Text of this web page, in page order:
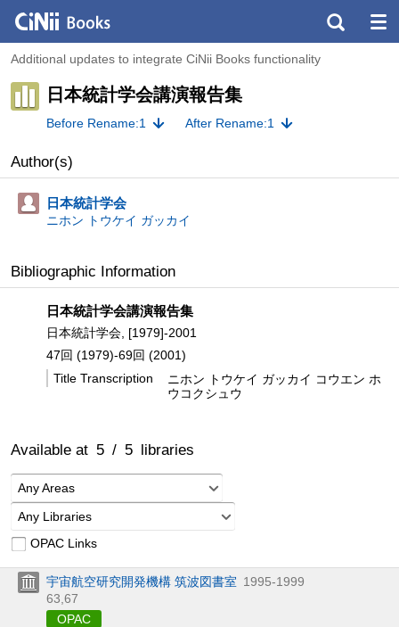
Additional updates to integrate CiNii Books functionality
日本統計学会講演報告集
Before Rename:1 After Rename:1
Author(s)
日本統計学会
ニホン トウケイ ガッカイ
Bibliographic Information
日本統計学会講演報告集
日本統計学会, [1979]-2001
47回 (1979)-69回 (2001)
Title Transcription
ニホン トウケイ ガッカイ コウエン ホ
ウコクシュウ
Available at 5 / 5 libraries
Any Areas
Any Libraries
OPAC Links
宇宙航空研究開発機構 筑波図書室 1995-1999
63, 67
OPAC